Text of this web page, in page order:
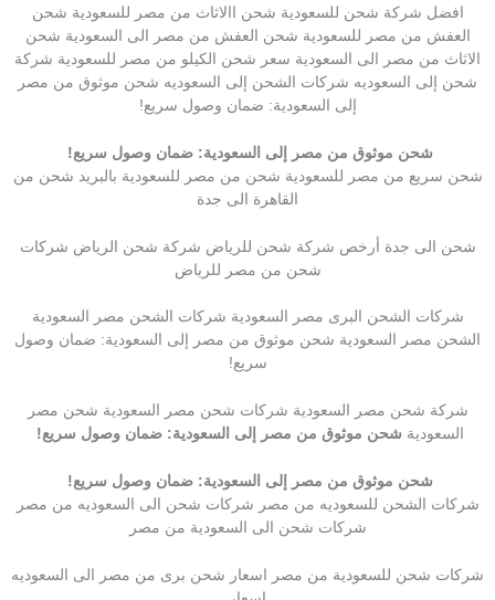
افضل شركة شحن للسعودية شحن االاثاث من مصر للسعودية شحن
العفش من مصر للسعودية شحن العفش من مصر الى السعودية شحن
الاثاث من مصر الى السعودية سعر شحن الكيلو من مصر للسعودية شركة
شحن إلى السعوديه شركات الشحن إلى السعوديه شحن موثوق من مصر
إلى السعودية: ضمان وصول سريع!
شحن موثوق من مصر إلى السعودية: ضمان وصول سريع!
شحن سريع من مصر للسعودية شحن من مصر للسعودية بالبريد شحن من
القاهرة الى جدة
شحن الى جدة أرخص شركة شحن للرياض شركة شحن الرياض شركات
شحن من مصر للرياض
شركات الشحن البرى مصر السعودية شركات الشحن مصر السعودية
الشحن مصر السعودية شحن موثوق من مصر إلى السعودية: ضمان وصول
سريع!
شركة شحن مصر السعودية شركات شحن مصر السعودية شحن مصر
السعودية شحن موثوق من مصر إلى السعودية: ضمان وصول سريع!
شحن موثوق من مصر إلى السعودية: ضمان وصول سريع!
شركات الشحن للسعوديه من مصر شركات شحن الى السعوديه من مصر
شركات شحن الى السعودية من مصر
شركات شحن للسعودية من مصر اسعار شحن برى من مصر الى السعوديه